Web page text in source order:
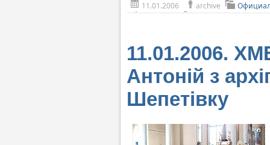
11.01.2006 archive
11.01.2006.
Антоній з
Шепетівку